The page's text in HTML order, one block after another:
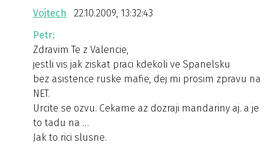
Vojtech
22.10.2009, 13:32:43
Petr:
Zdravim Te z Valencie,
jestli vis jak ziskat praci kdekoli ve Spanelsku
bez asistence ruske mafie, dej mi prosim zpravu na
NET.
Urcite se ozvu. Cekame az dozraji mandariny aj. a je
to tadu na …
Jak to rici slusne.